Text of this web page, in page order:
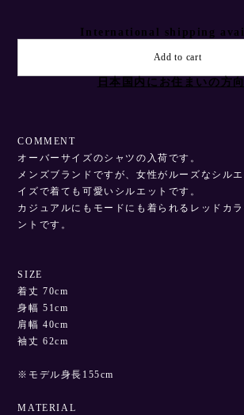
International shipping
Add to cart
日本国内にお住まいの方
COMMENT
オーバーサイズのシャツの入荷です。
メンズブランドですが、女性がルーズなシル
イズで着ても可愛いシルエットです。
カジュアルにもモードにも着られるレッドカ
ントです。
SIZE
着丈 70cm
身幅 51cm
肩幅 40cm
袖丈 62cm
※モデル身長155cm
MATERIAL